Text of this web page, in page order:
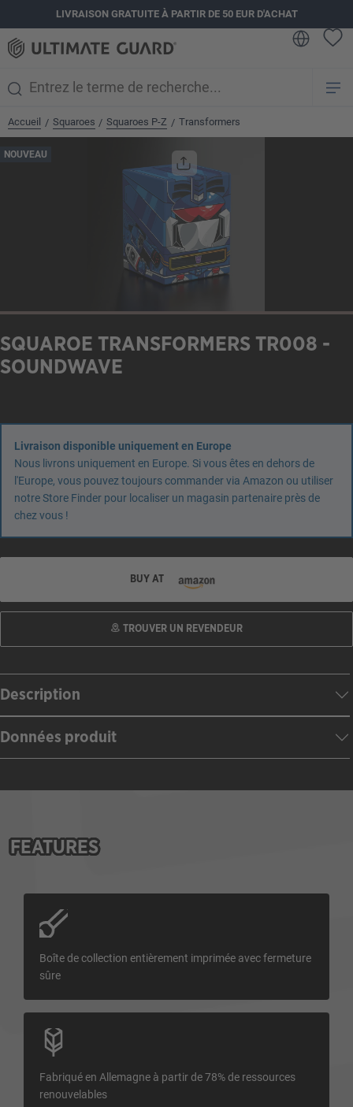
principalLIVRAISON GRATUITE À PARTIR DE 50 EUR D'ACHAT
Accueil / Squaroes / Squaroes P-Z / Transformers
NOUVEAU
SQUAROE TRANSFORMERS TR008 -
SOUNDWAVE
Livraison disponible uniquement en Europe
Nous livrons uniquement en Europe. Si vous êtes en dehors de
l'Europe, vous pouvez toujours commander via Amazon ou utiliser
notre Store Finder pour localiser un magasin partenaire près de
chez vous !
BUY AT
TROUVER UN REVENDEUR
Description
Données produit
FEATURES
Boîte de collection entièrement imprimée avec fermeture
sûre
Fabriqué en Allemagne à partir de 78% de ressources
renouvelables